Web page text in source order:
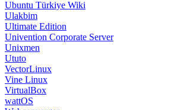
Ubuntu Türkiye Wiki
Ulakbim
Ultimate Edition
Univention Corporate Server
Unixmen
Ututo
VectorLinux
Vine Linux
VirtualBox
wattOS